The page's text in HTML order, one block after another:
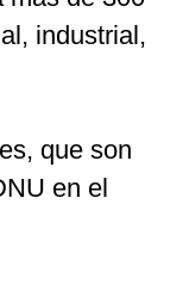
industrial,
que son
en el